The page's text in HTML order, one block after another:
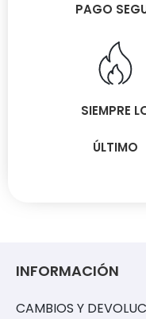
PAGO
SIEMPRE
ÚLTIMO
INFORMACIÓN
CAMBIOS Y